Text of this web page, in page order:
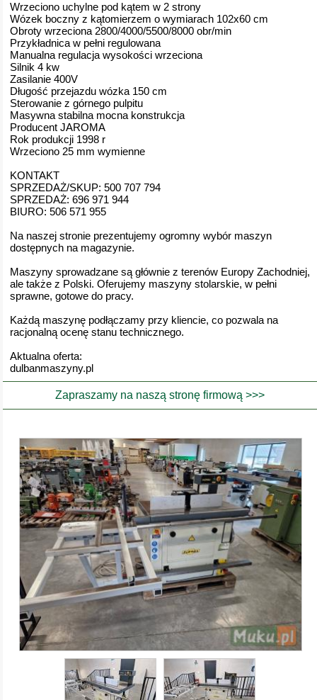
Wrzeciono uchylne pod kątem w 2 strony
Wózek boczny z kątomierzem o wymiarach 102x60 cm
Obroty wrzeciona 2800/4000/5500/8000 obr/min
Przykładnica w pełni regulowana
Manualna regulacja wysokości wrzeciona
Silnik 4 kw
Zasilanie 400V
Długość przejazdu wózka 150 cm
Sterowanie z górnego pulpitu
Masywna stabilna mocna konstrukcja
Producent JAROMA
Rok produkcji 1998 r
Wrzeciono 25 mm wymienne
KONTAKT
SPRZEDAŻ/SKUP: 500 707 794
SPRZEDAŻ: 696 971 944
BIURO: 506 571 955
Na naszej stronie prezentujemy ogromny wybór maszyn
dostępnych na magazynie.
Maszyny sprowadzane są głównie z terenów Europy Zachodniej,
ale także z Polski. Oferujemy maszyny stolarskie, w pełni
sprawne, gotowe do pracy.
Każdą maszynę podłączamy przy kliencie, co pozwala na
racjonalną ocenę stanu technicznego.
Aktualna oferta:
dulbanmaszyny.pl
Zapraszamy na naszą stronę firmową >>>